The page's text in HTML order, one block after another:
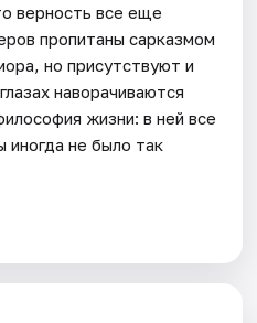
верность все еще
пропитаны сарказмом
но присутствуют и
наворачиваются
жизни: в ней все
не было так